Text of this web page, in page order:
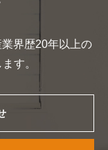
界歴20年以上の
す。